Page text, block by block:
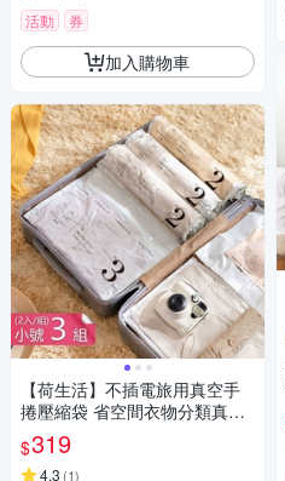
活動 券
加入購物車
【荷生活】不插電旅用真空手
捲壓縮袋 省空間衣物分類真空
收納袋-小號3組六入組
$319
4.3 (1)